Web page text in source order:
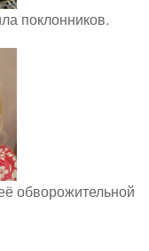
поклонников.
обворожительной